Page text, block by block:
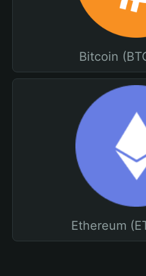
Bitcoin
Ethereum